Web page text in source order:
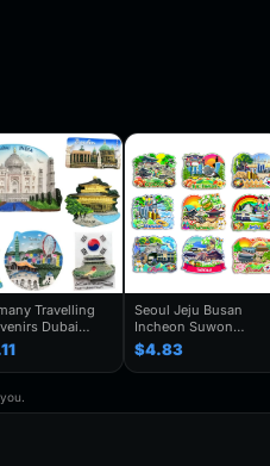
Travelling
Dubai
Fridge
Japan
Korea
Mauritius
Magnets
Seoul Jeju Busan
Incheon Suwon
Gyeongju South
Korea Fridge Magnet
Travel Souvenir Gift
Refrigerator Sticker
$4.83